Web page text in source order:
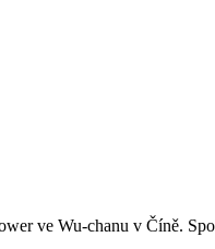
ve Wu-chanu v Číně.